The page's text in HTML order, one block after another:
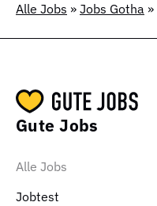
Alle Jobs » Jobs Gotha »
Gute Jobs
Alle Jobs
Jobtest